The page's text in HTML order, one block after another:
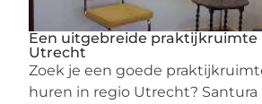
Een uitgebreide praktijkruimte
Utrecht
Zoek je een goede
huren in regio Utrecht? Santura